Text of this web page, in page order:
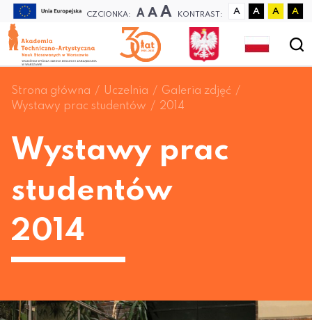
CZCIONKA: A A A KONTRAST: A A A A
Strona główna Uczelnia
Galeria zdjęć
Wystawy prac studentów
2014
Wystawy prac
studentów
2014